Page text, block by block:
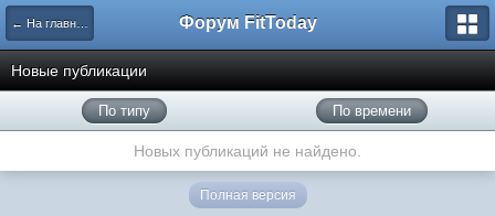
← На главную Форум FitToday
Новые публикации
По типу По времени
Новых публикаций не найдено.
Полная версия